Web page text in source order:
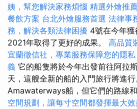
姨，幫您解決家務煩惱 精選外燴推
餐飲方案 台北外燴服務首選 法律事
務，解決各類法律困擾 4號在今年
2021年取得了更好的成果。 高品質
宜蘭徵信社，專業服務保障您的隱私
義 它的船隻將於今年出發前往阿拉
天，這艘全新的船的入門旅行將進
Amawaterways船，但它們的路線
空間規劃，讓每寸空間都發揮最大效